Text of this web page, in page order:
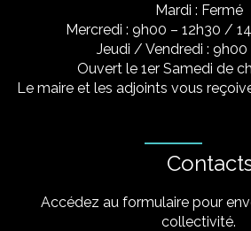
Mardi : Fermé
Mercredi : 9h00 – 12h30 /
Jeudi / Vendredi : 9h00
Ouvert le 1er Samedi de
Le maire et les adjoints vous
Accédez au formulaire pour
collectivité.